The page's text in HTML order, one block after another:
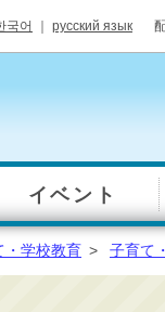
국어 русский язык
イベント
・学校教育 > 子育て